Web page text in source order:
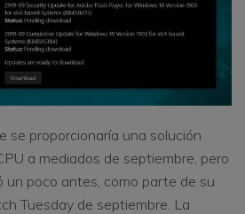
se proporcionaría una solución
a mediados de septiembre, pero
un poco antes, como parte de su
Tuesday de septiembre. La